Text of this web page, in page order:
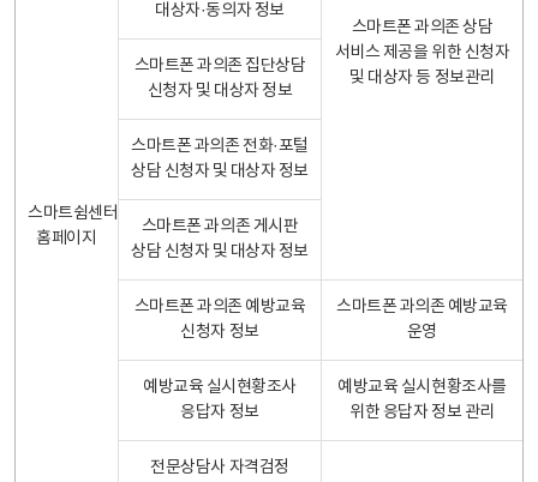
스마트쉼센터
홈페이지
스마트폰 과의존 상담
서비스 제공을 위한 신청자
및 대상자 등 정보관리
대상자·동의자 정보
스마트폰 과의존 집단상담
신청자 및 대상자 정보
스마트폰 과의존 전화·포털
상담 신청자 및 대상자 정보
스마트폰 과의존 게시판
상담 신청자 및 대상자 정보
스마트폰 과의존 예방교육
신청자 정보
스마트폰 과의존 예방교육
운영
예방교육 실시현황조사
응답자 정보
예방교육 실시현황조사를
위한 응답자 정보 관리
전문상담사 자격검정